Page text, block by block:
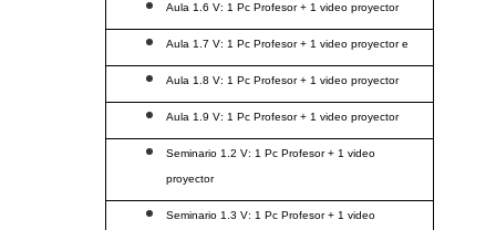
Aula 1.6 V: 1 Pc Profesor + 1 video proyector
Aula 1.7 V: 1 Pc Profesor + 1 video proyector e
Aula 1.8 V: 1 Pc Profesor + 1 video proyector
Aula 1.9 V: 1 Pc Profesor + 1 video proyector
Seminario 1.2 V: 1 Pc Profesor + 1 video
proyector
Seminario 1.3 V: 1 Pc Profesor + 1 video